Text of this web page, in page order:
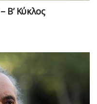
Β’ Κύκλος